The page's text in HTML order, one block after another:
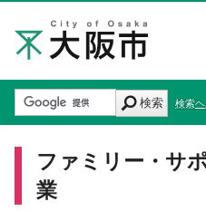
検索 検索
ファミリー・サ
業